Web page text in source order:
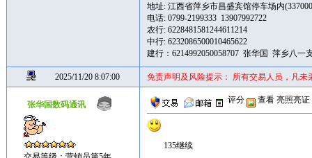
地址: 江西省萍乡市昌盛宾馆停车场内
电话: 0799-2199333 13907992722
农行: 6228481581244611214
中行: 6232086500010465622
建行：6214992050058707 张华国 萍乡八一
2025/11/20 8:07:00 免责声明及风险提示： 所有交易人员，凡
张华国数码通讯 评分 查看 亮照亮证
135继续